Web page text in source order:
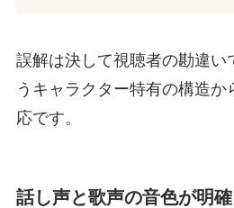
誤解は決して視聴者の勘違い
うキャラクター特有の構造か
応です。
話し声と歌声の音色が明